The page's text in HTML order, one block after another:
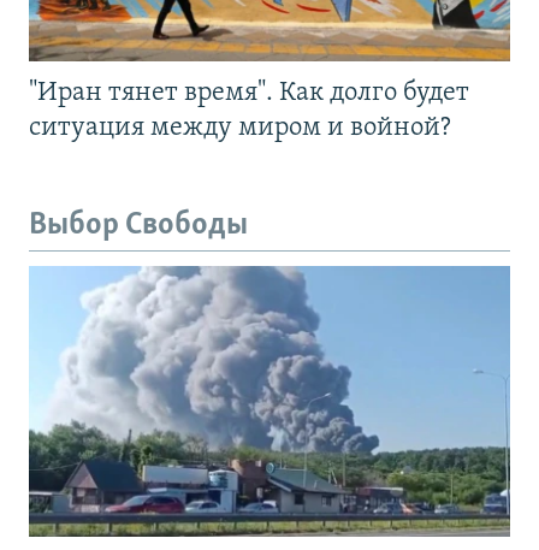
"Иран тянет время". Как долго будет
ситуация между миром и войной?
Выбор Свободы